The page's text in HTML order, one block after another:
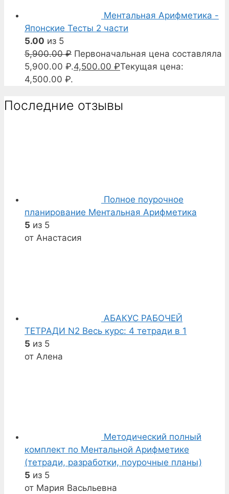
Ментальная Арифметика -
Японские Тесты 2 части
5.00 из 5
5,900.00₽ Первоначальная цена составляла
5,900.00 ₽.4,500.00 ₽Текущая цена:
4,500.00 ₽.
Последние отзывы
Полное поурочное
планирование Ментальная Арифметика
5 из 5
от Анастасия
АБАКУС РАБОЧЕЙ
ТЕТРАДИ N2 Весь курс: 4 тетради в 1
5 из 5
от Алена
Методический полный
комплект по Ментальной Арифметике
(тетради, разработки, поурочные планы)
5 из 5
от Мария Васьльевна